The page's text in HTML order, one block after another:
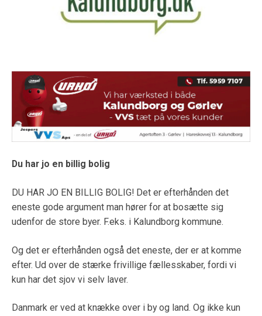
Du har jo en billig bolig
DU HAR JO EN BILLIG BOLIG! Det er efterhånden det
eneste gode argument man hører for at bosætte sig
udenfor de store byer. F.eks. i Kalundborg kommune.
Og det er efterhånden også det eneste, der er at komme
efter. Ud over de stærke frivillige fællesskaber, fordi vi
kun har det sjov vi selv laver.
Danmark er ved at knække over i by og land. Og ikke kun